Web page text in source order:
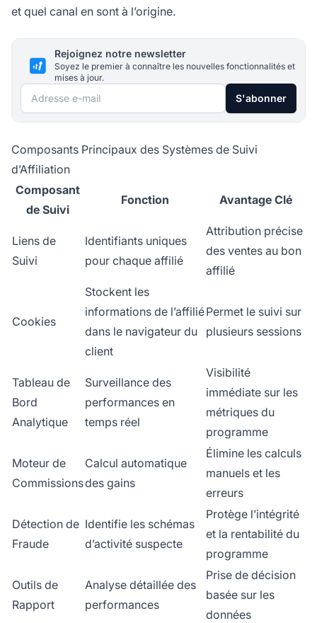
et quel canal en sont à l’origine.
Rejoignez notre newsletter
Soyez le premier à connaître les nouvelles fonctionnalités et
mises à jour.
Adresse e-mail S'abonner
Composants Principaux des Systèmes de Suivi
d’Affiliation
Composant
de Suivi
Fonction Avantage Clé
Liens de
Suivi
Identifiants uniques
pour chaque affilié
Attribution précise
des ventes au bon
affilié
Cookies
Stockent les
informations de l’affilié
dans le navigateur du
client
Permet le suivi sur
plusieurs sessions
Tableau de
Bord
Analytique
Surveillance des
performances en
temps réel
Visibilité
immédiate sur les
métriques du
programme
Moteur de
Commissions
Calcul automatique
des gains
Élimine les calculs
manuels et les
erreurs
Détection de
Fraude
Identifie les schémas
d’activité suspecte
Protège l’intégrité
et la rentabilité du
programme
Outils de
Rapport
Analyse détaillée des
performances
Prise de décision
basée sur les
données